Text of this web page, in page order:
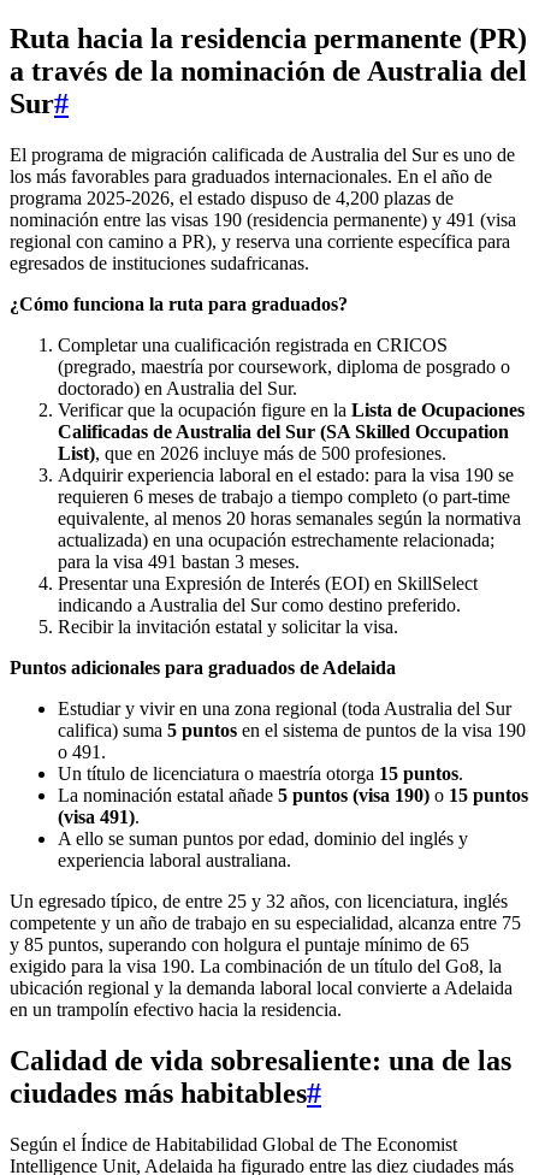
Ruta hacia la residencia permanente (PR)
a través de la nominación de Australia del
Sur#
El programa de migración calificada de Australia del Sur es uno de
los más favorables para graduados internacionales. En el año de
programa 2025‑2026, el estado dispuso de 4,200 plazas de
nominación entre las visas 190 (residencia permanente) y 491 (visa
regional con camino a PR), y reserva una corriente específica para
egresados de instituciones sudafricanas.
¿Cómo funciona la ruta para graduados?
Completar una cualificación registrada en CRICOS
(pregrado, maestría por coursework, diploma de posgrado o
doctorado) en Australia del Sur.
Verificar que la ocupación figure en la Lista de Ocupaciones
Calificadas de Australia del Sur (SA Skilled Occupation
List), que en 2026 incluye más de 500 profesiones.
Adquirir experiencia laboral en el estado: para la visa 190 se
requieren 6 meses de trabajo a tiempo completo (o part‑time
equivalente, al menos 20 horas semanales según la normativa
actualizada) en una ocupación estrechamente relacionada;
para la visa 491 bastan 3 meses.
Presentar una Expresión de Interés (EOI) en SkillSelect
indicando a Australia del Sur como destino preferido.
Recibir la invitación estatal y solicitar la visa.
Puntos adicionales para graduados de Adelaida
Estudiar y vivir en una zona regional (toda Australia del Sur
califica) suma 5 puntos en el sistema de puntos de la visa 190
o 491.
Un título de licenciatura o maestría otorga 15 puntos.
La nominación estatal añade 5 puntos (visa 190) o 15 puntos
(visa 491).
A ello se suman puntos por edad, dominio del inglés y
experiencia laboral australiana.
Un egresado típico, de entre 25 y 32 años, con licenciatura, inglés
competente y un año de trabajo en su especialidad, alcanza entre 75
y 85 puntos, superando con holgura el puntaje mínimo de 65
exigido para la visa 190. La combinación de un título del Go8, la
ubicación regional y la demanda laboral local convierte a Adelaida
en un trampolín efectivo hacia la residencia.
Calidad de vida sobresaliente: una de las
ciudades más habitables#
Según el Índice de Habitabilidad Global de The Economist
Intelligence Unit, Adelaida ha figurado entre las diez ciudades más